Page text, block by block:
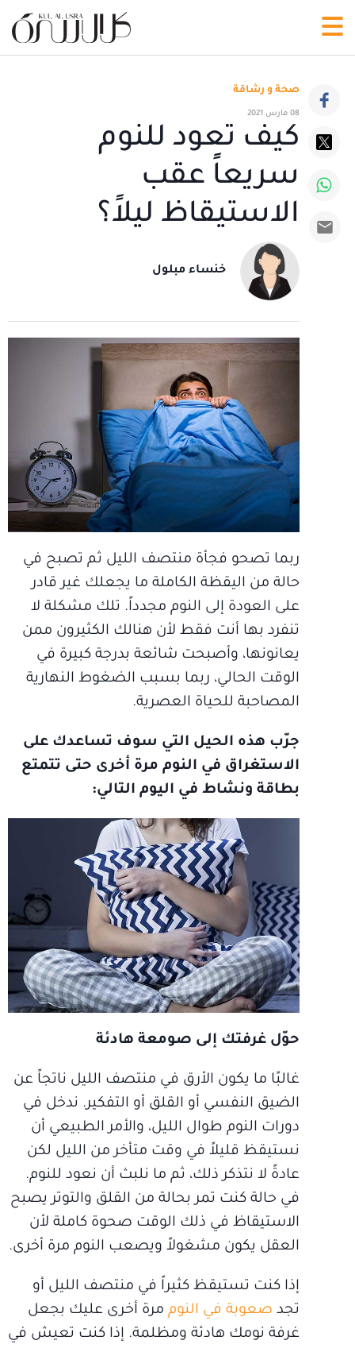
صحة و رشاقة
08 مارس 2021
كيف تعود للنوم
سريعاً عقب
الاستيقاظ ليلاً؟
خنساء مبلول
ربما تصحو فجأة منتصف الليل ثم تصبح في
حالة من اليقظة الكاملة ما يجعلك غير قادر
على العودة إلى النوم مجدداً. تلك مشكلة لا
تنفرد بها أنت فقط لأن هنالك الكثيرون ممن
يعانونها، وأصبحت شائعة بدرجة كبيرة في
الوقت الحالي، ربما بسبب الضغوط النهارية
المصاحبة للحياة العصرية.
جرّب هذه الحيل التي سوف تساعدك على
الاستغراق في النوم مرة أخرى حتى تتمتع
بطاقة ونشاط في اليوم التالي:
حوّل غرفتك إلى صومعة هادئة
غالبًا ما يكون الأرق في منتصف الليل ناتجاً عن
الضيق النفسي أو القلق أو التفكير. ندخل في
دورات النوم طوال الليل، والأمر الطبيعي أن
نستيقظ قليلاً في وقت متأخر من الليل لكن
عادةً لا نتذكر ذلك، ثم ما نلبث أن نعود للنوم.
في حالة كنت تمر بحالة من القلق والتوتر يصبح
الاستيقاظ في ذلك الوقت صحوة كاملة لأن
العقل يكون مشغولاً ويصعب النوم مرة أخرى.
إذا كنت تستيقظ كثيراً في منتصف الليل أو
تجد صعوبة في النوم مرة أخرى عليك بجعل
غرفة نومك هادئة ومظلمة. إذا كنت تعيش في